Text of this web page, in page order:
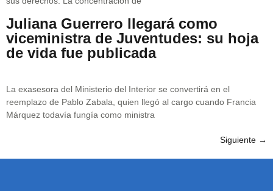
Juliana Guerrero llegará como
viceministra de Juventudes: su hoja
de vida fue publicada
La exasesora del Ministerio del Interior se convertirá en el
reemplazo de Pablo Zabala, quien llegó al cargo cuando Francia
Márquez todavía fungía como ministra
Siguiente →